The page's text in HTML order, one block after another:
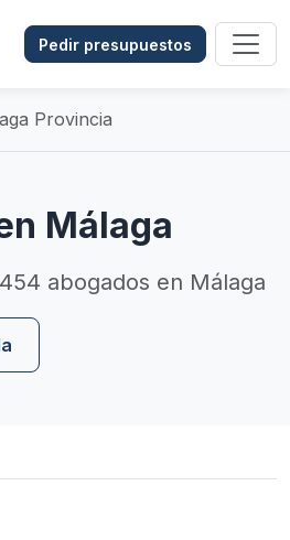
Pedir presupuestos
Provincia
Málaga
abogados en Málaga